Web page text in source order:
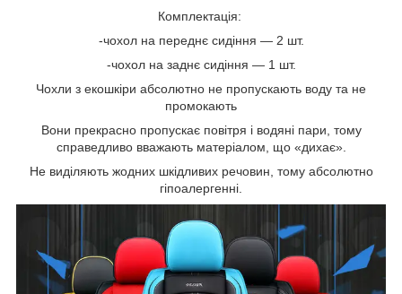
Комплектація:
-чохол на переднє сидіння — 2 шт.
-чохол на заднє сидіння — 1 шт.
Чохли з екошкіри абсолютно не пропускають воду та не
промокають
Вони прекрасно пропускає повітря і водяні пари, тому
справедливо вважають матеріалом, що «дихає».
Не виділяють жодних шкідливих речовин, тому абсолютно
гіпоалергенні.